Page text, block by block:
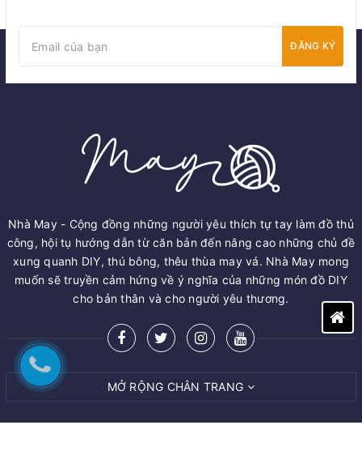
ĐĂNG KÝ
Nhà May - Cộng đồng những người yêu thích tự tay làm đồ thủ
công, hội tụ hướng dẫn từ căn bản đến nâng cao những chủ đề
xung quanh DIY, thú bông, thêu thùa may vá. Nhà May mong
muốn sẽ truyền cảm hứng về ý nghĩa của những món đồ DIY
cho bản thân và cho người yêu thương.
MỞ RỘNG CHÂN TRANG